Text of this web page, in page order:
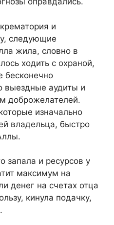
и
следующие
жила, словно в
ходить с охраной,
бесконечно
выездные аудиты и
доброжелателей.
изначально
владельца, быстро
запала и ресурсов у
максимум на
денег на счетах отца
кинула подачку,